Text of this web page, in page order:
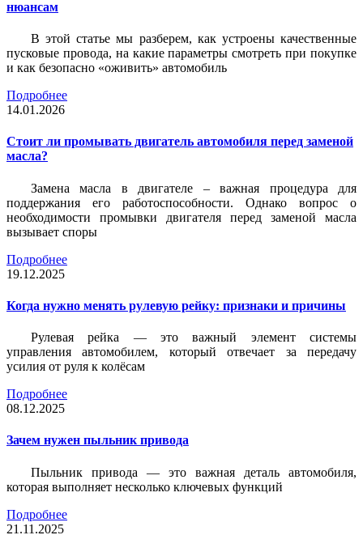
нюансам
В этой статье мы разберем, как устроены качественные
пусковые провода, на какие параметры смотреть при покупке
и как безопасно «оживить» автомобиль
Подробнее
14.01.2026
Стоит ли промывать двигатель автомобиля перед заменой
масла?
Замена масла в двигателе – важная процедура для
поддержания его работоспособности. Однако вопрос о
необходимости промывки двигателя перед заменой масла
вызывает споры
Подробнее
19.12.2025
Когда нужно менять рулевую рейку: признаки и причины
Рулевая рейка — это важный элемент системы
управления автомобилем, который отвечает за передачу
усилия от руля к колёсам
Подробнее
08.12.2025
Зачем нужен пыльник привода
Пыльник привода — это важная деталь автомобиля,
которая выполняет несколько ключевых функций
Подробнее
21.11.2025